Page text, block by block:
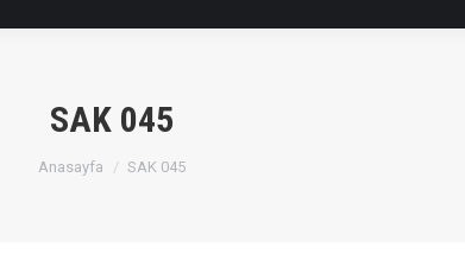
SAK 045
You are here:
Anasayfa SAK 045